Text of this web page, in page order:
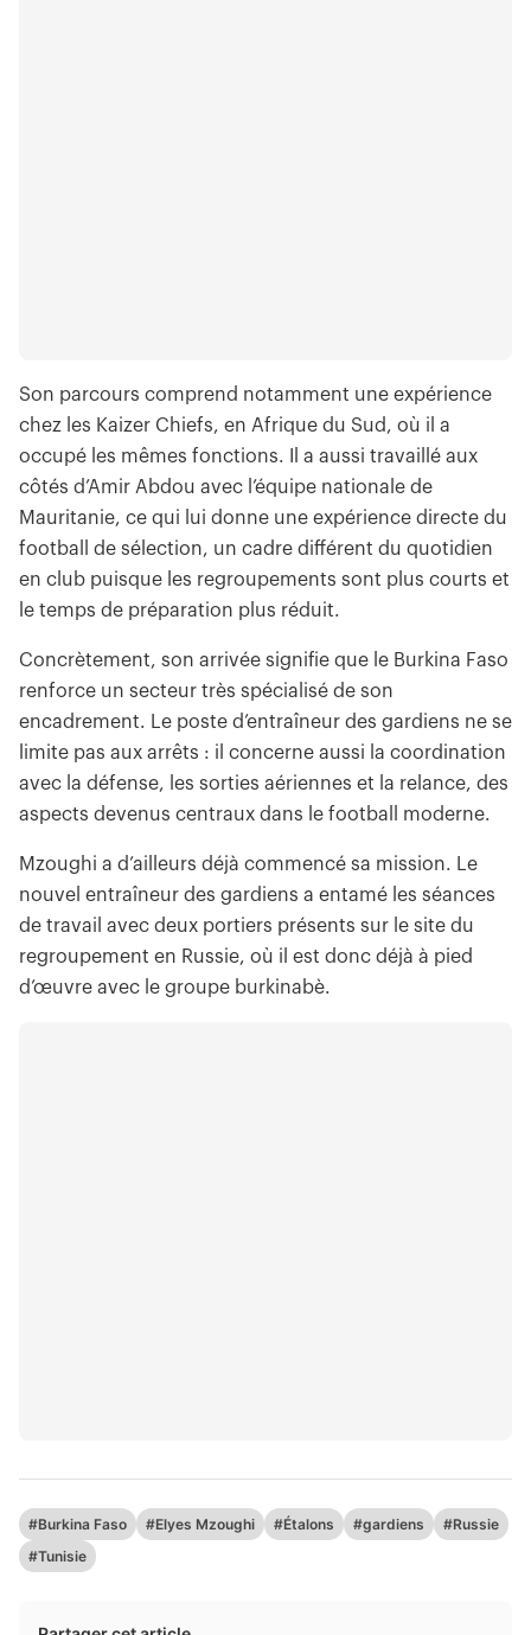
Son parcours comprend notamment une expérience
chez les Kaizer Chiefs, en Afrique du Sud, où il a
occupé les mêmes fonctions. Il a aussi travaillé aux
côtés d’Amir Abdou avec l’équipe nationale de
Mauritanie, ce qui lui donne une expérience directe du
football de sélection, un cadre différent du quotidien
en club puisque les regroupements sont plus courts et
le temps de préparation plus réduit.
Concrètement, son arrivée signifie que le Burkina Faso
renforce un secteur très spécialisé de son
encadrement. Le poste d’entraîneur des gardiens ne se
limite pas aux arrêts : il concerne aussi la coordination
avec la défense, les sorties aériennes et la relance, des
aspects devenus centraux dans le football moderne.
Mzoughi a d’ailleurs déjà commencé sa mission. Le
nouvel entraîneur des gardiens a entamé les séances
de travail avec deux portiers présents sur le site du
regroupement en Russie, où il est donc déjà à pied
d’œuvre avec le groupe burkinabè.
#Burkina Faso #Elyes Mzoughi #Étalons #gardiens
#Russie
#Tunisie